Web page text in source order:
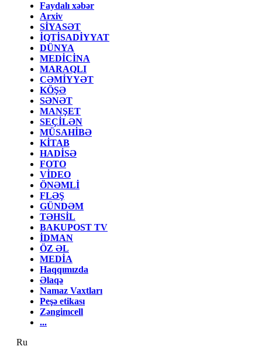
Faydalı xəbər
Arxiv
SİYASƏT
İQTİSADİYYAT
DÜNYA
MEDİCİNA
MARAQLI
CƏMİYYƏT
KÖŞƏ
SƏNƏT
MANŞET
SEÇİLƏN
MÜSAHİBƏ
KİTAB
HADİSƏ
FOTO
VİDEO
ÖNƏMLİ
FLƏŞ
GÜNDƏM
TƏHSİL
BAKUPOST TV
İDMAN
ÖZ ƏL
MEDİA
Haqqımızda
Əlaqə
Namaz Vaxtları
Peşə etikası
Zəngimcell
...
Ru